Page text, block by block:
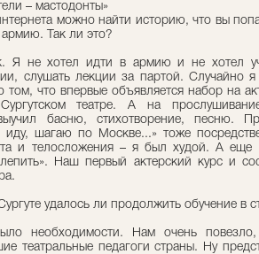
– мастодонты»
можно найти историю, что вы
Так ли это?
Я не хотел идти в армию и не хотел
слушать лекции за партой. Случайно
том, что впервые объявляется набор на
театре. А на
басню, стихотворение, песню.
иду, шагаю по Москве...» тоже
и телосложения – я был худой. А еще
Наш первый актерский курс и
удалось ли продолжить обучение в
необходимости. Нам очень
театральные педагоги страны. Ну